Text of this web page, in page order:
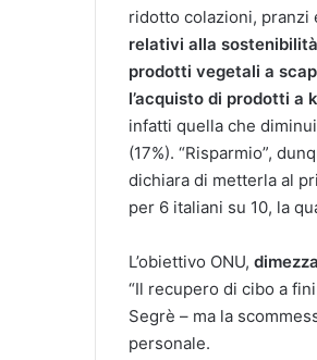
ridotto colazioni, pranzi
relativi alla
prodotti vegetali a
l’acquisto di prodotti a
infatti quella che
(17%). “Risparmio”,
dichiara di metterla al
per 6 italiani su 10, la
L’obiettivo ONU,
“Il recupero di cibo a
Segrè – ma la
personale.